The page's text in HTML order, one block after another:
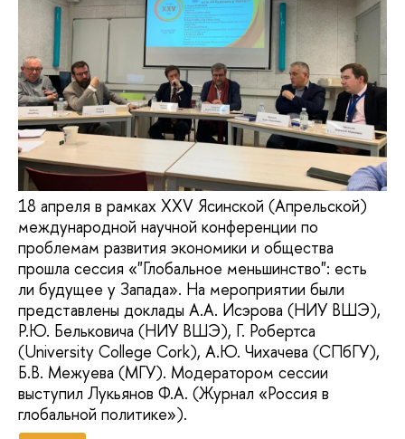
18 апреля в рамках XXV Ясинской (Апрельской)
международной научной конференции по
проблемам развития экономики и общества
прошла сессия «"Глобальное меньшинство": есть
ли будущее у Запада». На мероприятии были
представлены доклады А.А. Исэрова (НИУ ВШЭ),
Р.Ю. Бельковича (НИУ ВШЭ), Г. Робертса
(University College Cork), А.Ю. Чихачева (СПбГУ),
Б.В. Межуева (МГУ). Модератором сессии
выступил Лукьянов Ф.А. (Журнал «Россия в
глобальной политике»).